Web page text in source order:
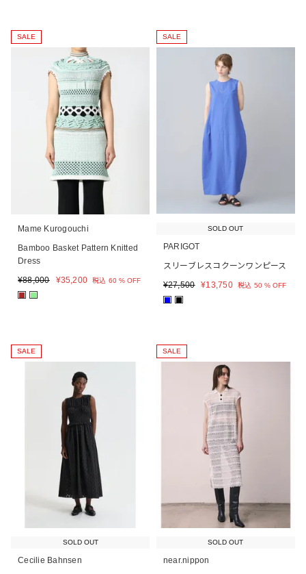
SALE
Mame Kurogouchi
Bamboo Basket Pattern Knitted
Dress
¥88,000 ¥35,200 税込 60 % OFF
■ ■
SOLD OUT
SALE
PARIGOT
スリーブレスコクーンワンピース
¥27,500 ¥13,750 税込 50 % OFF
■ ■
SOLD OUT
SALE
Cecilie Bahnsen
SOLD OUT
SALE
near.nippon